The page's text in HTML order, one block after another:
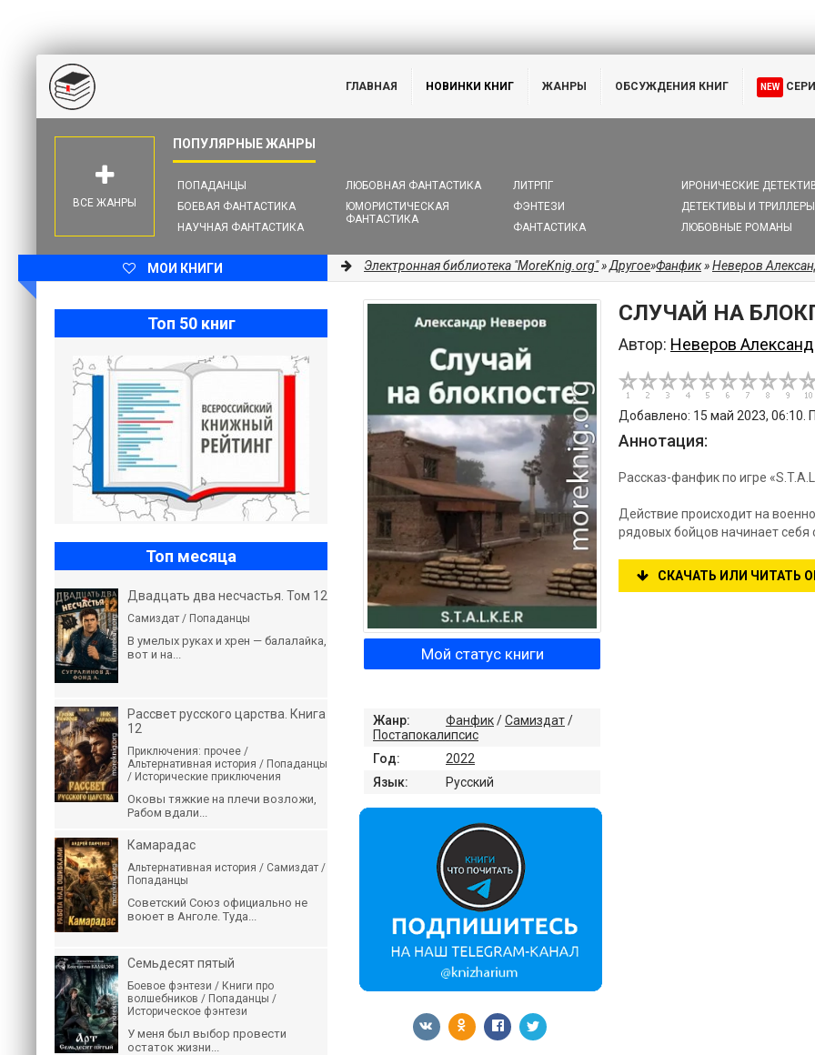
ГЛАВНАЯ НОВИНКИ КНИГ ЖАНРЫ ОБСУЖДЕНИЯ КНИГ NEW
ПОПАДАНЦЫ
БОЕВАЯ ФАНТАСТИКА
НАУЧНАЯ ФАНТАСТИКА
ЛЮБОВНАЯ ФАНТАСТИКА
ЮМОРИСТИЧЕСКАЯ
ФАНТАСТИКА
ЛИТРПГ
ФЭНТЕЗИ
ФАНТАСТИКА
ИРОНИЧЕСКИЕ
ДЕТЕКТИВЫ И ТРИЛЛЕРЫ
ЛЮБОВНЫЕ РОМАНЫ
ВСЕ ЖАНРЫ
МОИ КНИГИ Электронная библиотека "MoreKnig.org"»Другое»Фанфик»Неверов
СЛУЧАЙ НА
Автор: Неверов
Добавлено: 15 май 2023, 06:10.
Аннотация:
Рассказ-фанфик по игре
Действие происходит на
рядовых бойцов начинает себя
СКАЧАТЬ ИЛИ ЧИТАТЬ
Мой статус книги
Жанр: Фанфик/Самиздат/
Постапокалипсис
Год:
2022
Язык:
Русский
Топ 50 книг
Топ месяца
Двадцать два несчастья. Том 12
Самиздат / Попаданцы
В умелых руках и хрен — балалайка,
вот и на...
Рассвет русского царства. Книга
12
Приключения: прочее /
Альтернативная история / Попаданцы
/ Исторические приключения
Оковы тяжкие на плечи возложи,
Рабом вдали...
Камарадас
Альтернативная история / Самиздат /
Попаданцы
Советский Союз официально не
воюет в Анголе. Туда...
Семьдесят пятый
Боевое фэнтези / Книги про
волшебников / Попаданцы /
Историческое фэнтези
У меня был выбор провести
остаток жизни...